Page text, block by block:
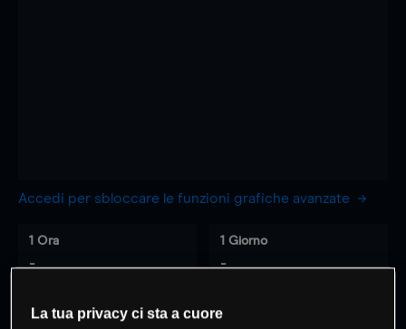
Accedi per sbloccare le funzioni grafiche avanzate
1 Ora
-
1 Giorno
-
7 Giorni 30 Giorni
La tua privacy ci sta a cuore